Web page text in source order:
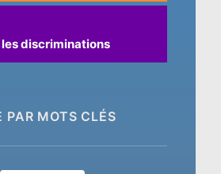
discriminations
PAR MOTS CLÉS